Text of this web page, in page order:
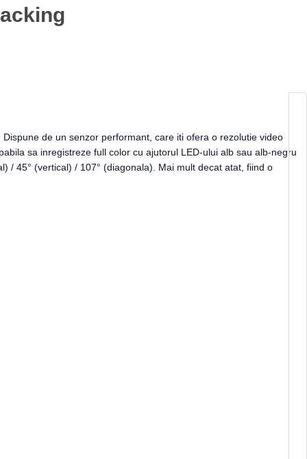
de un senzor performant, care iti ofera o rezolutie video
sa inregistreze full color cu ajutorul LED-ului alb sau alb-negru
/ 45° (vertical) / 107° (diagonala). Mai mult decat atat, fiind o